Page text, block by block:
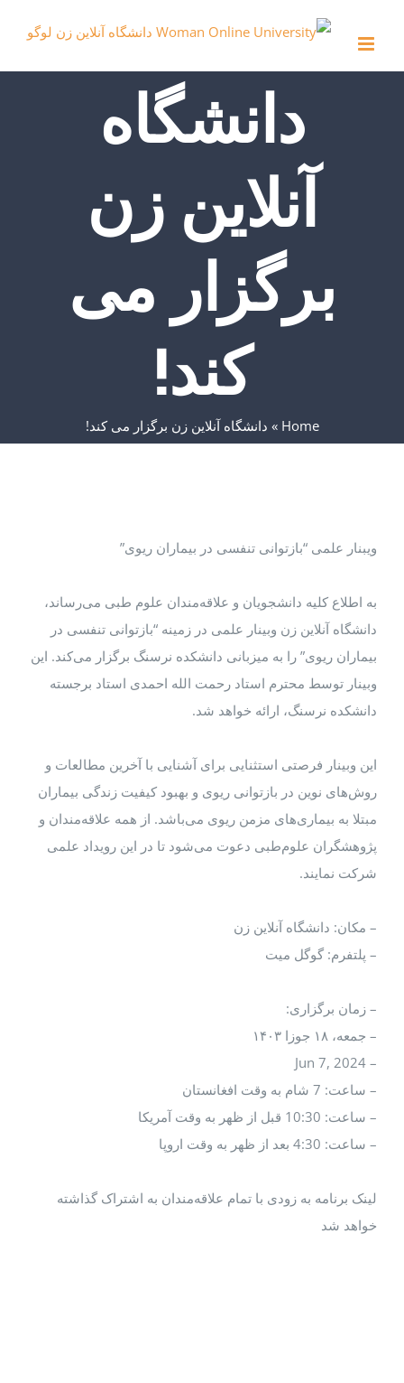
content
دانشگاه
آنلاین زن
برگزار می
کند!
Home
» دانشگاه آنلاین زن برگزار می کند!
ویبنار علمی “بازتوانی تنفسی در بیماران ریوی”
به اطلاع کلیه دانشجویان و علاقه‌مندان علوم طبی می‌رساند،
دانشگاه آنلاین زن وبینار علمی در زمینه “بازتوانی تنفسی در
بیماران ریوی” را به میزبانی دانشکده نرسنگ برگزار می‌کند. این
وبینار توسط محترم استاد رحمت الله احمدی استاد برجسته
دانشکده نرسنگ، ارائه خواهد شد.
این وبینار فرصتی استثنایی برای آشنایی با آخرین مطالعات و
روش‌های نوین در بازتوانی ریوی و بهبود کیفیت زندگی بیماران
مبتلا به بیماری‌های مزمن ریوی می‌باشد. از همه علاقه‌مندان و
پژوهشگران علوم‌طبی دعوت می‌شود تا در این رویداد علمی
شرکت نمایند.
– مکان: دانشگاه آنلاین زن
– پلتفرم: گوگل میت
– زمان برگزاری:
– جمعه، ۱۸ جوزا ۱۴۰۳
– Jun 7, 2024
– ساعت: 7 شام به وقت افغانستان
– ساعت: 10:30 قبل از ظهر به وقت آمریکا
– ساعت: 4:30 بعد از ظهر به وقت اروپا
لینک برنامه به زودی با تمام علاقه‌مندان به اشتراک گذاشته
خواهد شد